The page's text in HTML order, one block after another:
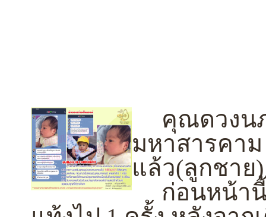
คุณดวงนภา
มหาสารคา
แล้ว(ลูกชาย)
ก่อนหน้านี้ป